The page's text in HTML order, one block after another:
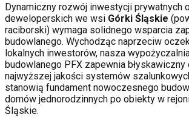
Dynamiczny rozwój inwestycji prywatnych
deweloperskich we wsi Górki Śląskie
raciborski) wymaga solidnego wsparcia
budowlanego. Wychodząc naprzeciw
lokalnych inwestorów, nasza
budowlanego PFX zapewnia
najwyższej jakości systemów
stanowią fundament nowoczesnego
domów jednorodzinnych po obiekty w
Śląskie.